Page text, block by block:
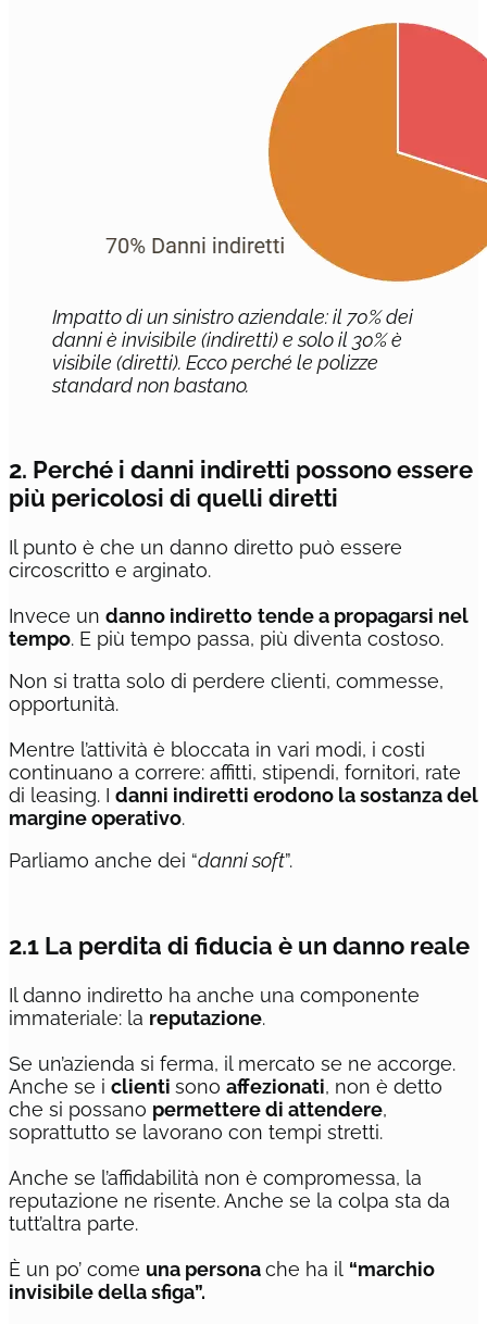
Impatto di un sinistro aziendale: il 70% dei
danni è invisibile (indiretti) e solo il 30% è
visibile (diretti). Ecco perché le polizze
standard non bastano.
2. Perché i danni indiretti possono essere
più pericolosi di quelli diretti
Il punto è che un danno diretto può essere
circoscritto e arginato.
Invece un danno indiretto tende a propagarsi nel
tempo. E più tempo passa, più diventa costoso.
Non si tratta solo di perdere clienti, commesse,
opportunità.
Mentre l’attività è bloccata in vari modi, i costi
continuano a correre: affitti, stipendi, fornitori, rate
di leasing. I danni indiretti erodono la sostanza del
margine operativo.
Parliamo anche dei “danni soft”.
2.1 La perdita di fiducia è un danno reale
Il danno indiretto ha anche una componente
immateriale: la reputazione.
Se un’azienda si ferma, il mercato se ne accorge.
Anche se i clienti sono affezionati, non è detto
che si possano permettere di attendere,
soprattutto se lavorano con tempi stretti.
Anche se l’affidabilità non è compromessa, la
reputazione ne risente. Anche se la colpa sta da
tutt’altra parte.
È un po’ come una personache ha il “marchio
invisibile della sfiga”.